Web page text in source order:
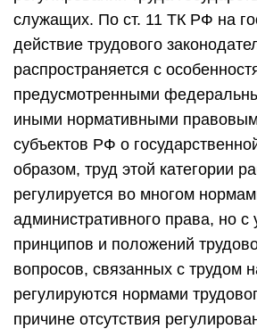
служащих. По ст. 11 ТК РФ на
действие трудового
распространяется с
предусмотренными
иными нормативными
субъектов РФ о
образом, труд этой категории
регулируется во многом
административного права, но с
принципов и положений
вопросов, связанных с трудом
регулируются нормами
причине отсутствия